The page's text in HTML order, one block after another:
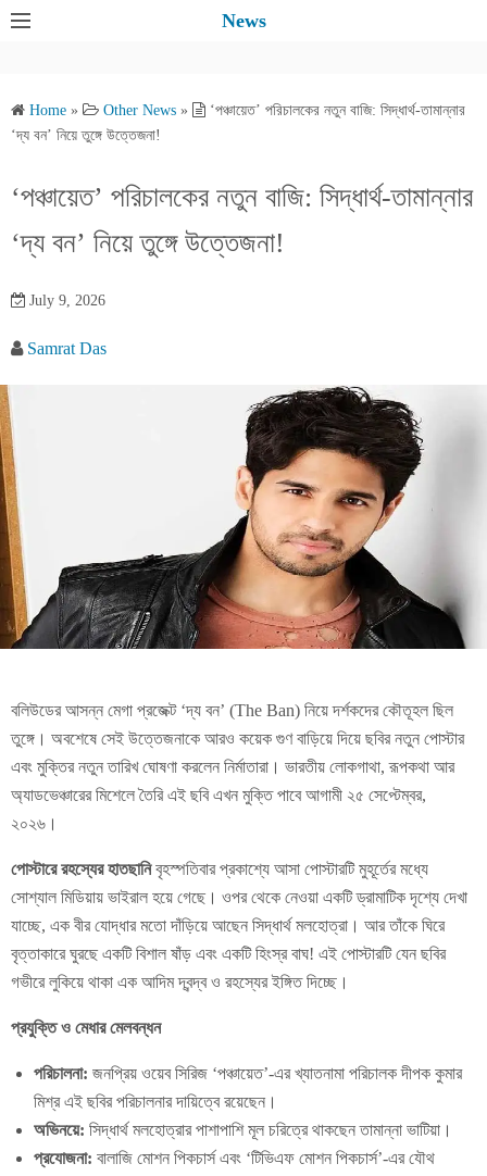
News
Home » Other News »
‘পঞ্চায়েত’ পরিচালকের নতুন বাজি: সিদ্ধার্থ-তামান্নার
‘দ্য বন’ নিয়ে তুঙ্গে উত্তেজনা!
‘পঞ্চায়েত’ পরিচালকের নতুন বাজি: সিদ্ধার্থ-তামান্নার
‘দ্য বন’ নিয়ে তুঙ্গে উত্তেজনা!
July 9, 2026
Samrat Das
বলিউডের আসন্ন মেগা প্রজেক্ট ‘দ্য বন’ (The Ban) নিয়ে দর্শকদের কৌতূহল ছিল
তুঙ্গে। অবশেষে সেই উত্তেজনাকে আরও কয়েক গুণ বাড়িয়ে দিয়ে ছবির নতুন পোস্টার
এবং মুক্তির নতুন তারিখ ঘোষণা করলেন নির্মাতারা। ভারতীয় লোকগাথা, রূপকথা আর
অ্যাডভেঞ্চারের মিশেলে তৈরি এই ছবি এখন মুক্তি পাবে আগামী ২৫ সেপ্টেম্বর,
২০২৬।
পোস্টারে রহস্যের হাতছানিবৃহস্পতিবার প্রকাশ্যে আসা পোস্টারটি মুহূর্তের মধ্যে
সোশ্যাল মিডিয়ায় ভাইরাল হয়ে গেছে। ওপর থেকে নেওয়া একটি ড্রামাটিক দৃশ্যে দেখা
যাচ্ছে, এক বীর যোদ্ধার মতো দাঁড়িয়ে আছেন সিদ্ধার্থ মলহোত্রা। আর তাঁকে ঘিরে
বৃত্তাকারে ঘুরছে একটি বিশাল ষাঁড় এবং একটি হিংস্র বাঘ! এই পোস্টারটি যেন ছবির
গভীরে লুকিয়ে থাকা এক আদিম দ্বন্দ্ব ও রহস্যের ইঙ্গিত দিচ্ছে।
প্রযুক্তি ও মেধার মেলবন্ধন
পরিচালনা: জনপ্রিয় ওয়েব সিরিজ ‘পঞ্চায়েত’-এর খ্যাতনামা পরিচালক দীপক কুমার
মিশ্র এই ছবির পরিচালনার দায়িত্বে রয়েছেন।
অভিনয়ে: সিদ্ধার্থ মলহোত্রার পাশাপাশি মূল চরিত্রে থাকছেন তামান্না ভাটিয়া।
প্রযোজনা: বালাজি মোশন পিকচার্স এবং ‘টিভিএফ মোশন পিকচার্স’-এর যৌথ